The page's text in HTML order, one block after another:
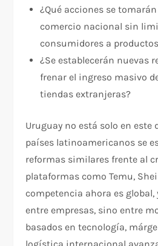
¿Qué acciones se
comercio nacional sin
consumidores a
¿Se establecerán nuevas
frenar el ingreso masivo
tiendas extranjeras?
Uruguay no está solo en este
países latinoamericanos se
reformas similares frente al
plataformas como Temu,
competencia ahora es global,
entre empresas, sino entre
basados en tecnología,